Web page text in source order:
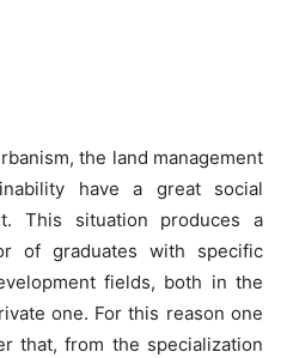
the land management
have a great social
This situation produces a
of graduates with specific
fields, both in the
one. For this reason one
that, from the specialization